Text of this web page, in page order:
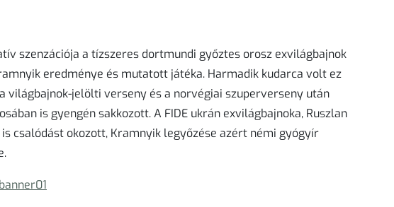
szenzációja a tízszeres dortmundi győztes orosz exvilágbajnok
eredménye és mutatott játéka. Harmadik kudarca volt ez
világbajnok-jelölti verseny és a norvégiai szuperverseny után
is gyengén sakkozott. A FIDE ukrán exvilágbajnoka, Ruszlan
csalódást okozott, Kramnyik legyőzése azért némi gyógyír